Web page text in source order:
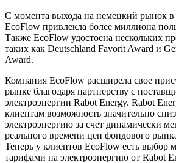
С момента выхода на немецкий рынок в
EcoFlow привлекла более миллиона
Также EcoFlow удостоена нескольких
таких как Deutschland Favorit Award и
Award.
Компания EcoFlow расширела свое
рынке благодаря партнерству с
электроэнергии Rabot Energy. Rabot
клиентам возможность значительно
электроэнергию за счет динамически
реального времени цен фондового
Теперь у клиентов EcoFlow есть выбор
тарифами на электроэнергию от Rabot